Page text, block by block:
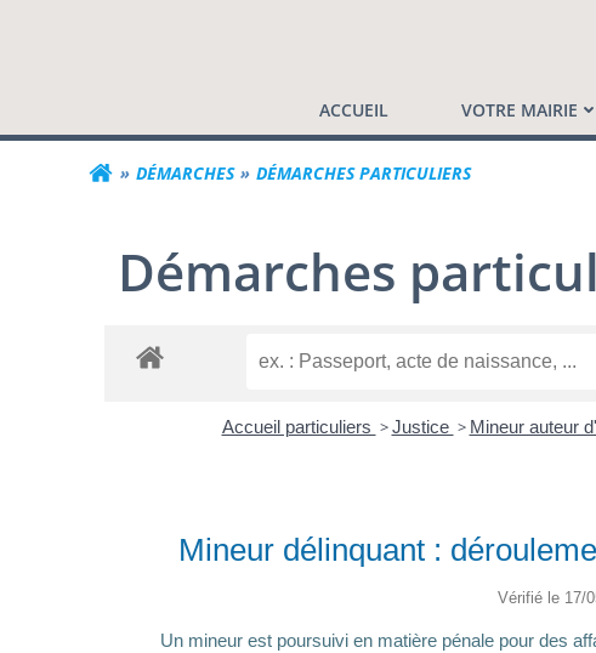
Commune de
ACCUEIL VOTRE MAIRIE
DÉMARCHES DÉMARCHES PARTICULIERS
Démarches
Accueil particuliers > Justice > Mineur auteur
Mineur délinquant :
Vérifié le 17/
Un mineur est poursuivi en matière pénale pour des